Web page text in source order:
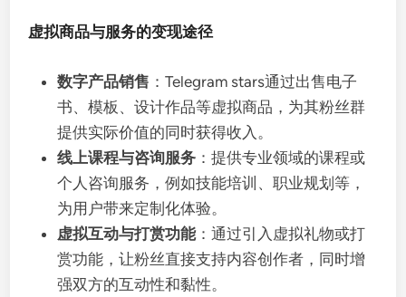
虚拟商品与服务的变现途径
数字产品销售 ：Telegram stars通过出售电子
书、模板、设计作品等虚拟商品，为其粉丝群
提供实际价值的同时获得收入。
线上课程与咨询服务 ：提供专业领域的课程或
个人咨询服务，例如技能培训、职业规划等，
为用户带来定制化体验。
虚拟互动与打赏功能：通过引入虚拟礼物或打
赏功能，让粉丝直接支持内容创作者，同时增
强双方的互动性和黏性。